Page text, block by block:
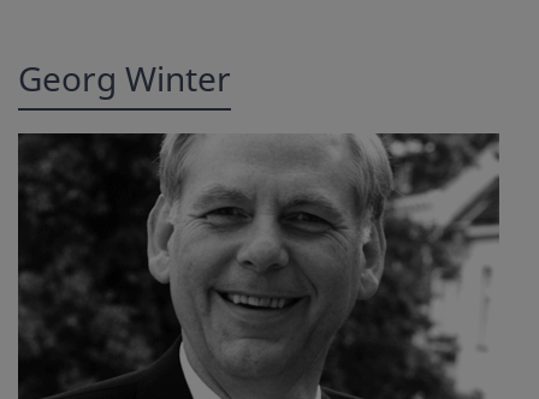
Georg Winter